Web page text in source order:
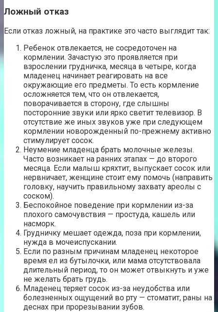
Ложный отказ
Если отказ ложный, на практике это часто выглядит так:
Ребенок отвлекается, не сосредоточен на
кормлении. Зачастую это проявляется при
взрослении грудничка, месяца в четыре, когда
младенец начинает реагировать на все
окружающие его предметы. То есть кормление
осложняется тем, что он отвлекается,
поворачивается в сторону, где слышны
посторонние звуки или ярко светит телевизор. В
отсутствие же иных звуков уже при следующем
кормлении новорожденный по-прежнему активно
стимулирует сосок.
Неумение младенца брать молочные железы.
Часто возникает на ранних этапах — до второго
месяца. Если малыш кряхтит, выпускает сосок или
нервничает, женщине стоит ему помочь (направить
головку, научить правильному захвату ареолы с
соском).
Беспокойное поведение при кормлении из-за
плохого самочувствия — простуда, кашель или
насморк.
Грудничку мешает одежда, поза при кормлении,
нужда в мочеиспускании.
Если по разным причинам младенец некоторое
время ел из бутылочки, или мама отсутствовала
длительный период, то он может отвыкнуть и уже
не желать брать грудь.
Младенец теряет сосок из-за неудобства или
болезненных ощущений во рту — стоматит, раны на
деснах при прорезывании зубов.